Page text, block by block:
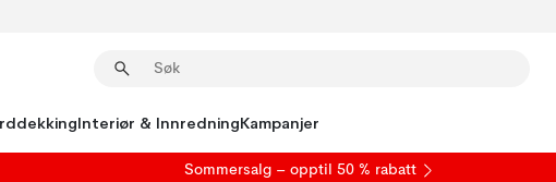
Interiør & InnredningKampanjer
Sommersalg – opptil 50 % rabatt